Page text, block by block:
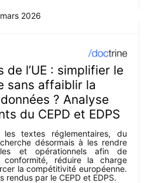
2026
de l’UE : simplifier le
sans affaiblir la
? Analyse
du CEPD et EDPS
textes réglementaires, du
cherche désormais à les rendre
et opérationnels afin de
réduire la charge
la compétitivité européenne.
rendus par le CEPD et EDPS.